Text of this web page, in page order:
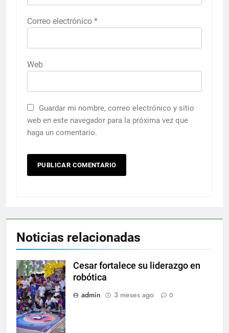
Correo electrónico *
Web
Guardar mi nombre, correo electrónico y sitio
web en este navegador para la próxima vez que
haga un comentario.
Noticias relacionadas
Cesar fortalece su liderazgo en
robótica
admin
3 meses ago 0